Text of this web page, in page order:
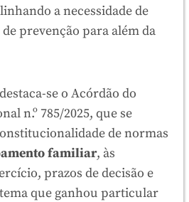
a necessidade de
prevenção para além da
se o Acórdão do
n.º 785/2025, que se
de normas
familiar, às
prazos de decisão e
que ganhou particular